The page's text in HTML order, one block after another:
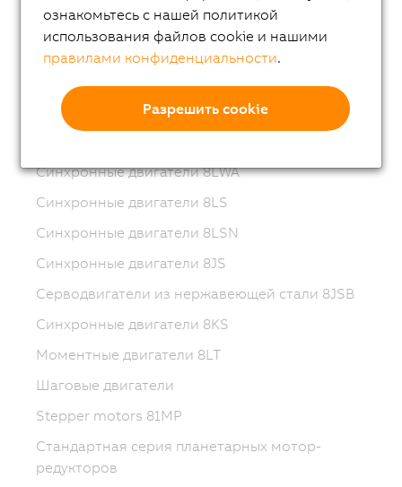
ACOPOSmotor Compact
Серводвигатели 8WSA
Компактные двигатели 8LV
Синхронные двигатели 8LWA
Синхронные двигатели 8LS
Синхронные двигатели 8LSN
Синхронные двигатели 8JS
Серводвигатели из нержавеющей стали 8JSB
Синхронные двигатели 8KS
Моментные двигатели 8LT
Шаговые двигатели
Stepper motors 81MP
Стандартная серия планетарных мотор-
редукторов
ознакомьтесь с нашей политикой
использования файлов cookie и нашими
правилами конфиденциальности.
Разрешить cookie